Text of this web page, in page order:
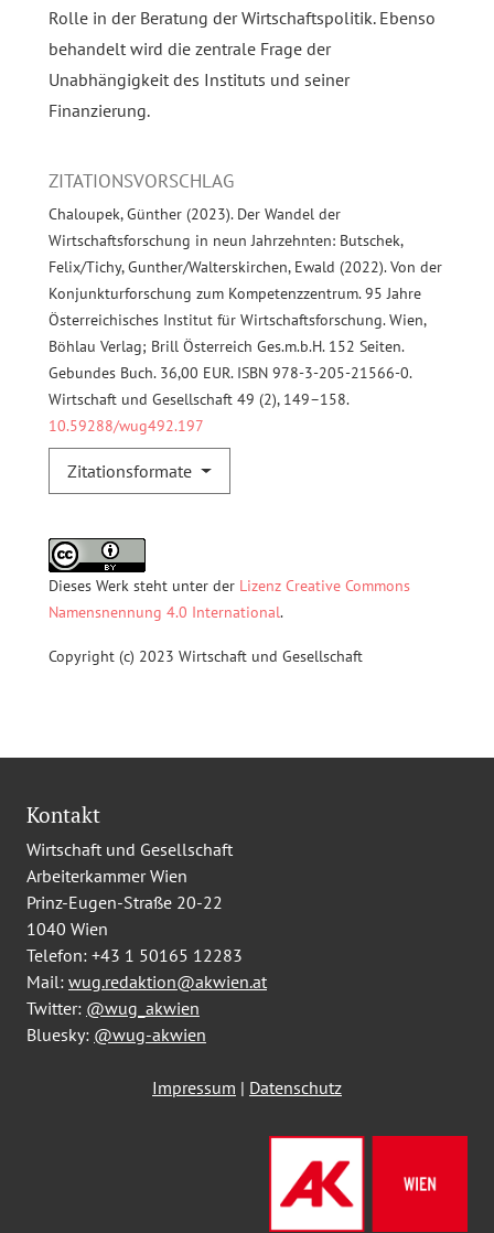
ZITATIONSVORSCHLAG
Chaloupek, Günther (2023). Der Wandel der
Wirtschaftsforschung in neun Jahrzehnten: Butschek,
Felix/Tichy, Gunther/Walterskirchen, Ewald (2022). Von der
Konjunkturforschung zum Kompetenzzentrum. 95 Jahre
Österreichisches Institut für Wirtschaftsforschung. Wien,
Böhlau Verlag; Brill Österreich Ges.m.b.H. 152 Seiten.
Gebundes Buch. 36,00 EUR. ISBN 978-3-205-21566-0.
Wirtschaft und Gesellschaft 49 (2), 149–158.
10.59288/wug492.197
Zitationsformate
Dieses Werk steht unter der Lizenz Creative Commons
Namensnennung 4.0 International.
Copyright (c) 2023 Wirtschaft und Gesellschaft
Rolle in der Beratung der Wirtschaftspolitik. Ebenso
behandelt wird die zentrale Frage der
Unabhängigkeit des Instituts und seiner
Finanzierung.
Kontakt
Wirtschaft und Gesellschaft
Arbeiterkammer Wien
Prinz-Eugen-Straße 20-22
1040 Wien
Telefon: +43 1 50165 12283
Mail: wug.redaktion@akwien.at
Twitter: @wug_akwien
Bluesky: @wug-akwien
Impressum | Datenschutz